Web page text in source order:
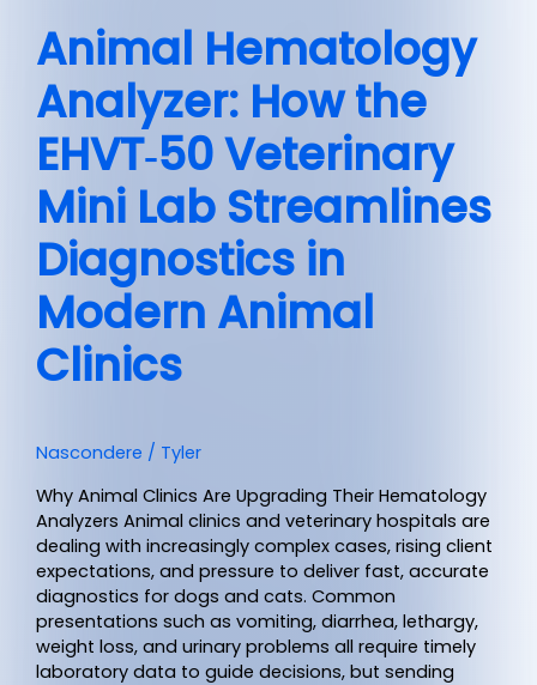
Animal Hematology
Analyzer: How the
EHVT‑50 Veterinary
Mini Lab Streamlines
Diagnostics in
Modern Animal
Clinics
Nascondere / Tyler
Why Animal Clinics Are Upgrading Their Hematology
Analyzers Animal clinics and veterinary hospitals are
dealing with increasingly complex cases, rising client
expectations, and pressure to deliver fast, accurate
diagnostics for dogs and cats. Common
presentations such as vomiting, diarrhea, lethargy,
weight loss, and urinary problems all require timely
laboratory data to guide decisions, but sending